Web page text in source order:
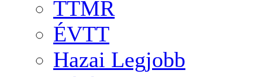
TTMR
ÉVTT
Hazai Legjobb